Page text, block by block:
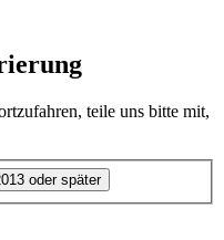
teile uns bitte mit,